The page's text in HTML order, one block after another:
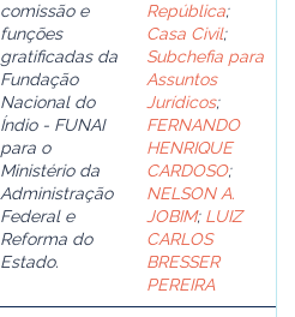
comissão e
funções
gratificadas da
Fundação
Nacional do
Índio - FUNAI
para o
Ministério da
Administração
Federal e
Reforma do
Estado.
República;
Casa Civil;
Subchefia para
Assuntos
Jurídicos;
FERNANDO
HENRIQUE
CARDOSO;
NELSON A.
JOBIM; LUIZ
CARLOS
BRESSER
PEREIRA